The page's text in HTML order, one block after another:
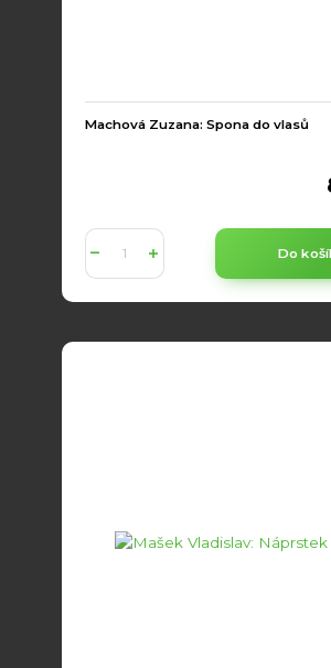
Machová Zuzana: Spona do vlasů
Do